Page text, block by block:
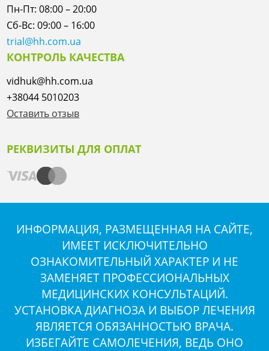
Пн-Пт: 08:00 – 20:00
Сб-Вс: 09:00 – 16:00
trial@hh.com.ua
КОНТРОЛЬ КАЧЕСТВА
vidhuk@hh.com.ua
+38044 5010203
Оставить отзыв
РЕКВИЗИТЫ ДЛЯ ОПЛАТ
ИНФОРМАЦИЯ, РАЗМЕЩЕННАЯ НА САЙТЕ,
ИМЕЕТ ИСКЛЮЧИТЕЛЬНО
ОЗНАКОМИТЕЛЬНЫЙ ХАРАКТЕР И НЕ
ЗАМЕНЯЕТ ПРОФЕССИОНАЛЬНЫХ
МЕДИЦИНСКИХ КОНСУЛЬТАЦИЙ.
УСТАНОВКА ДИАГНОЗА И ВЫБОР ЛЕЧЕНИЯ
ЯВЛЯЕТСЯ ОБЯЗАННОСТЬЮ ВРАЧА.
ИЗБЕГАЙТЕ САМОЛЕЧЕНИЯ, ВЕДЬ ОНО